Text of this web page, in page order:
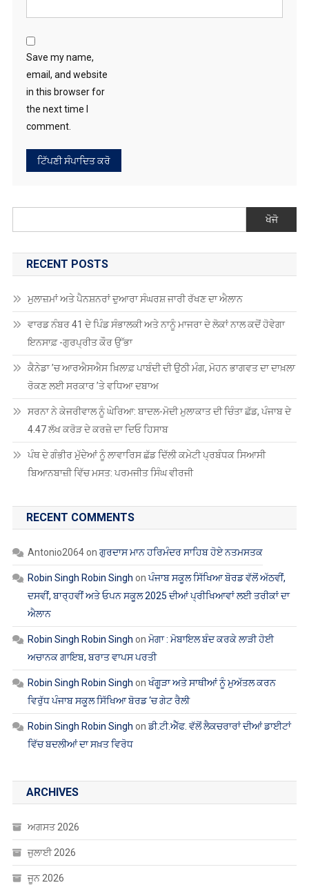
Save my name,
email, and website
in this browser for
the next time I
comment.
ਖੋਜੋ
RECENT POSTS
ਮੁਲਾਜ਼ਮਾਂ ਅਤੇ ਪੈਨਸ਼ਨਰਾਂ ਦੁਆਰਾ ਸੰਘਰਸ਼ ਜਾਰੀ ਰੱਖਣ ਦਾ ਐਲਾਨ
ਵਾਰਡ ਨੰਬਰ 41 ਦੇ ਪਿੰਡ ਸੰਭਾਲਕੀ ਅਤੇ ਨਾਨੂੰ ਮਾਜਰਾ ਦੇ ਲੋਕਾਂ ਨਾਲ ਕਦੋਂ ਹੋਵੇਗਾ
ਇਨਸਾਫ਼ -ਗੁਰਪ੍ਰੀਤ ਕੌਰ ਉੱਭਾ
ਕੈਨੇਡਾ ’ਚ ਆਰਐਸਐਸ ਖ਼ਿਲਾਫ਼ ਪਾਬੰਦੀ ਦੀ ਉਠੀ ਮੰਗ, ਮੋਹਨ ਭਾਗਵਤ ਦਾ ਦਾਖ਼ਲਾ
ਰੋਕਣ ਲਈ ਸਰਕਾਰ ’ਤੇ ਵਧਿਆ ਦਬਾਅ
ਸਰਨਾ ਨੇ ਕੇਜਰੀਵਾਲ ਨੂੰ ਘੇਰਿਆ: ਬਾਦਲ-ਮੋਦੀ ਮੁਲਾਕਾਤ ਦੀ ਚਿੰਤਾ ਛੱਡ, ਪੰਜਾਬ ਦੇ
4.47 ਲੱਖ ਕਰੋੜ ਦੇ ਕਰਜ਼ੇ ਦਾ ਦਿਓ ਹਿਸਾਬ
ਪੰਥ ਦੇ ਗੰਭੀਰ ਮੁੱਦੇਆਂ ਨੂੰ ਲਾਵਾਰਿਸ ਛੱਡ ਦਿੱਲੀ ਕਮੇਟੀ ਪ੍ਰਬੰਧਕ ਸਿਆਸੀ
ਬਿਆਨਬਾਜ਼ੀ ਵਿੱਚ ਮਸਤ: ਪਰਮਜੀਤ ਸਿੰਘ ਵੀਰਜੀ
RECENT COMMENTS
Antonio2064on ਗੁਰਦਾਸ ਮਾਨ ਹਰਿਮੰਦਰ ਸਾਹਿਬ ਹੋਏ ਨਤਮਸਤਕ
Robin Singh Robin Singh onਪੰਜਾਬ ਸਕੂਲ ਸਿੱਖਿਆ ਬੋਰਡ ਵੱਲੋਂ ਅੱਠਵੀਂ,
ਦਸਵੀਂ, ਬਾਰ੍ਹਵੀਂ ਅਤੇ ਓਪਨ ਸਕੂਲ 2025 ਦੀਆਂ ਪ੍ਰੀਖਿਆਵਾਂ ਲਈ ਤਰੀਕਾਂ ਦਾ
ਐਲਾਨ
Robin Singh Robin Singh on ਮੋਗਾ : ਮੋਬਾਇਲ ਬੰਦ ਕਰਕੇ ਲਾੜੀ ਹੋਈ
ਅਚਾਨਕ ਗਾਇਬ, ਬਰਾਤ ਵਾਪਸ ਪਰਤੀ
Robin Singh Robin Singh onਖੰਗੂੜਾ ਅਤੇ ਸਾਥੀਆਂ ਨੂੰ ਮੁਅੱਤਲ ਕਰਨ
ਵਿਰੁੱਧ ਪੰਜਾਬ ਸਕੂਲ ਸਿੱਖਿਆ ਬੋਰਡ ‘ਚ ਗੇਟ ਰੈਲੀ
Robin Singh Robin Singh onਡੀ.ਟੀ.ਐੱਫ. ਵੱਲੋਂ ਲੈਕਚਰਾਰਾਂ ਦੀਆਂ ਡਾਈਟਾਂ
ਵਿੱਚ ਬਦਲੀਆਂ ਦਾ ਸਖ਼ਤ ਵਿਰੋਧ
ARCHIVES
ਅਗਸਤ 2026
ਜੁਲਾਈ 2026
ਜੂਨ 2026